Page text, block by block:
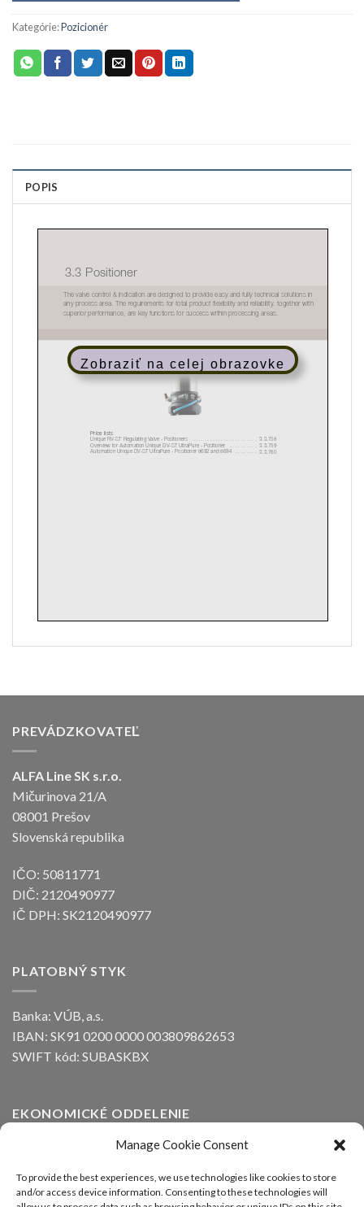
Manage Cookie Consent
To provide the best experiences, we use technologies like cookies to store
and/or access device information. Consenting to these technologies will
Kategórie:Pozicionér
POPIS
Zobraziť na celej obrazovke
PREVÁDZKOVATEĽ
ALFA Line SK s.r.o.
Mičurinova 21/A
08001 Prešov
Slovenská republika
IČO: 50811771
DIČ: 2120490977
IČ DPH: SK2120490977
PLATOBNÝ STYK
Banka: VÚB, a.s.
IBAN: SK91 0200 0000 003809862653
SWIFT kód: SUBASKBX
EKONOMICKÉ ODDELENIE
email:info@alfaline.sk
Tel.: +421(0)910 871 623